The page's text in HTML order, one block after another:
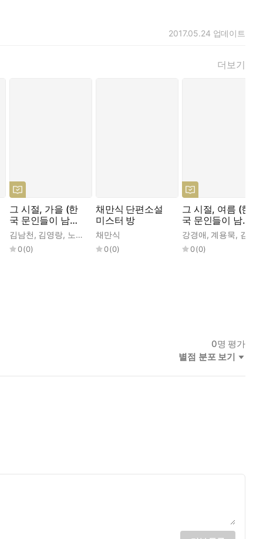
2017.05.24 업데이트
더보기
,이효석,지하련, 채만식
시은경,신정민(은구)
그 시절, 가을 (한
국 문인들이 남긴
계절 이야기)
김남천, 김영랑, 노천명 방정환 채만식,최서해
0(0)
채만식 단편소설
미스터 방
채만식
0(0)
그 시절, 여름 (한
국 문인들이 남긴
계절 이야기)
강경애, 계용묵, 김상용
0(0)
0명 평가
별점 분포 보기